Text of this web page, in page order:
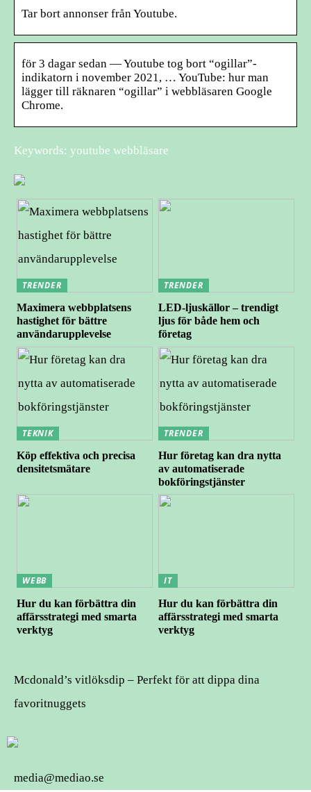
Tar bort annonser från Youtube.
för 3 dagar sedan — Youtube tog bort “ogillar”-
indikatorn i november 2021, … YouTube: hur man
lägger till räknaren “ogillar” i webbläsaren Google
Chrome.
Keywords: youtube webbläsare
TRENDER
Maximera webbplatsens
hastighet för bättre
användarupplevelse
TRENDER
LED-ljuskällor – trendigt
ljus för både hem och
företag
TEKNIK
Köp effektiva och precisa
densitetsmätare
TRENDER
Hur företag kan dra nytta
av automatiserade
bokföringstjänster
WEBB
Hur du kan förbättra din
affärsstrategi med smarta
verktyg
IT
Hur du kan förbättra din
affärsstrategi med smarta
verktyg
Mcdonald’s vitlöksdip – Perfekt för att dippa dina
favoritnuggets
media@mediao.se